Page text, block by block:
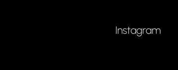
Instagram